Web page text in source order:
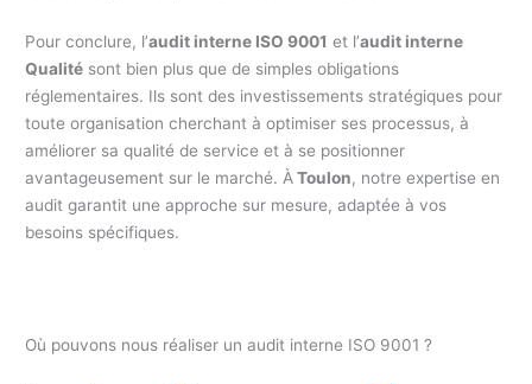
Pour conclure, l’audit interne ISO 9001 et l’audit interne
Qualité sont bien plus que de simples obligations
réglementaires. Ils sont des investissements stratégiques pour
toute organisation cherchant à optimiser ses processus, à
améliorer sa qualité de service et à se positionner
avantageusement sur le marché. ÀToulon, notre expertise en
audit garantit une approche sur mesure, adaptée à vos
besoins spécifiques.
Où pouvons nous réaliser un audit interne ISO 9001 ?